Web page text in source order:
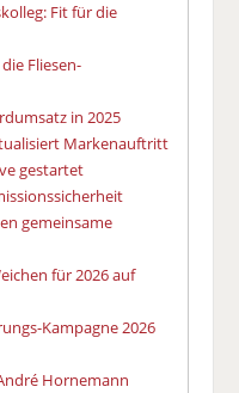
Fit für die
Fliesen-
in 2025
Markenauftritt
gestartet
gemeinsame
für 2026 auf
Kampagne 2026
Hornemann